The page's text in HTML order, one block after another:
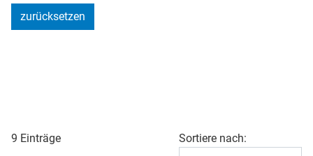
zurücksetzen
9 Einträge Sortiere nach: